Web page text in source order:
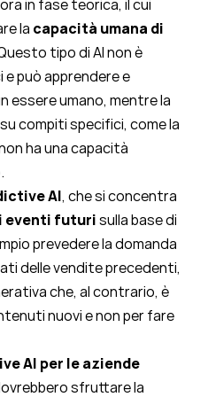
in fase teorica, il cui
la capacità umana di
tipo di AI non è
può apprendere e
essere umano, mentre la
compiti specifici, come la
ha una capacità
AI, che si concentra
eventi futurisulla base di
prevedere la domanda
delle vendite precedenti,
che, al contrario, è
nuovi e non per fare
AI per le aziende
sfruttare la